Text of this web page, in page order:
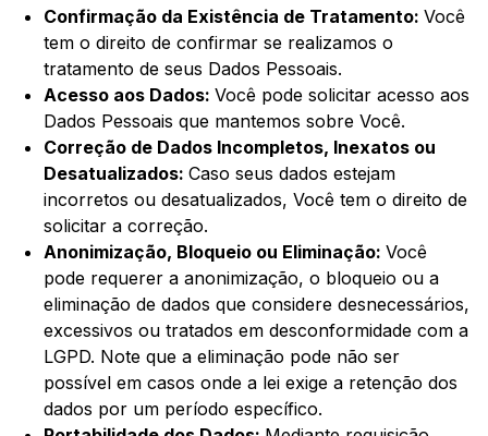
Confirmação da Existência de Tratamento: Você
tem o direito de confirmar se realizamos o
tratamento de seus Dados Pessoais.
Acesso aos Dados: Você pode solicitar acesso aos
Dados Pessoais que mantemos sobre Você.
Correção de Dados Incompletos, Inexatos ou
Desatualizados: Caso seus dados estejam
incorretos ou desatualizados, Você tem o direito de
solicitar a correção.
Anonimização, Bloqueio ou Eliminação: Você
pode requerer a anonimização, o bloqueio ou a
eliminação de dados que considere desnecessários,
excessivos ou tratados em desconformidade com a
LGPD. Note que a eliminação pode não ser
possível em casos onde a lei exige a retenção dos
dados por um período específico.